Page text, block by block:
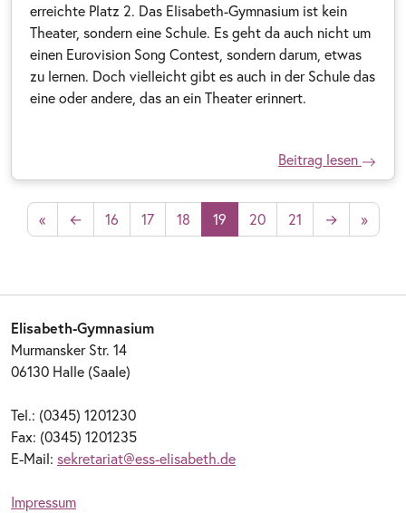
erreichte Platz 2. Das Elisabeth-Gymnasium ist kein
Theater, sondern eine Schule. Es geht da auch nicht um
einen Eurovision Song Contest, sondern darum, etwas
zu lernen. Doch vielleicht gibt es auch in der Schule das
eine oder andere, das an ein Theater erinnert.
Beitrag lesen
« ← 16 17 18 19 20 21 → »
Elisabeth-Gymnasium
Murmansker Str. 14
06130 Halle (Saale)
Tel.: (0345) 1201230
Fax: (0345) 1201235
E-Mail: sekretariat@ess-elisabeth.de
Impressum